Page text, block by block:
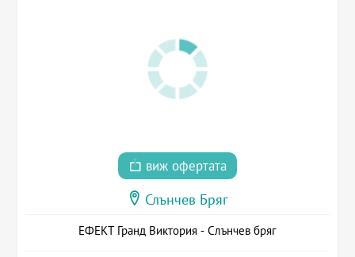
виж офертата
Слънчев Бряг
ЕФЕКТ Гранд Виктория - Слънчев бряг